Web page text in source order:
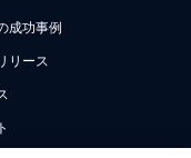
成功事例
リース